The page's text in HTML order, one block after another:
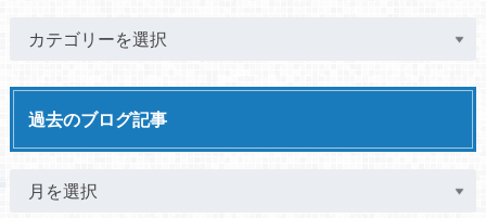
過去のブログ記事